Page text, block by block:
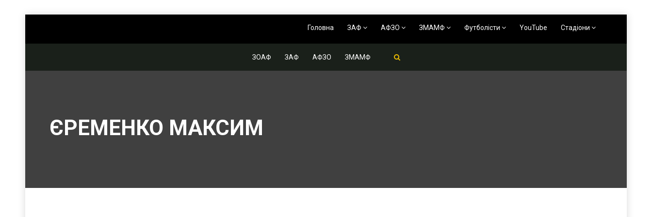
Головна ЗАФ АФЗО ЗМАМФ Футболісти YouTube Стадіони
ЗОАФ ЗАФ АФЗО ЗМАМФ
ЄРЕМЕНКО МАКСИМ